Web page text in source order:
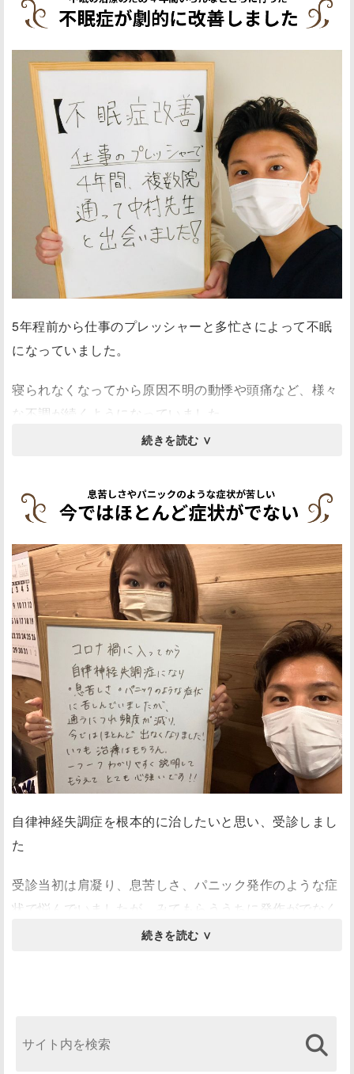
もう半ばあきらめていましたが、こちらをネットでたま
たま見つけ通うことにしました。
施術後は回数を重ねるにつれて、外出の頻度も少しずつ
増えていき、大好きな運動も軽くはできるようになり、
気持ち的にもリフレッシュしやすくなりました。
また、睡眠もたっぷり取れて質も良くなった気がしま
私はリラックス不足ですが、雰囲気や治療によってその
日は眠くなってしまうほどリラックスすることができま
らうのも手です！
5年程前から仕事のプレッシャーと多忙さによって不眠
になっていました。
寝られなくなってから原因不明の動悸や頭痛など、様々
な不調が続くようになっていました。
薬を使って多少は眠れていましたが、根本的に改善した
４年間でいくつも整体院に通院しましたが思うような効
果は得られずで悩んでいたところ、知人の紹介で中村先
生のところへ。
中村先生に診てもらうようになってから症状が劇的に改
善しました。
もちろんすぐに良くなったわけではありませんが、施術
を受けるごとに変化を実感し、今では薬もやめることが
できました。
同じ整体でもこんなに違うものなのかと驚きました！症
状が改善したお陰で仕事のパフォーマンスも上がりまし
自律神経失調症を根本的に治したいと思い、受診しまし
た
受診当初は肩凝り、息苦しさ、パニック発作のような症
状で悩んでいましたが、みてもらううちに発作がでなく
なり、息苦しさがなくなり、どんどん楽になっていきま
療してくださるので、納得して、心から安心してお任せ